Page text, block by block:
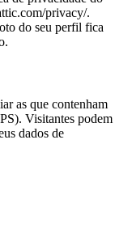
privacy/.
do seu perfil fica
as que contenham
Visitantes podem
dados de